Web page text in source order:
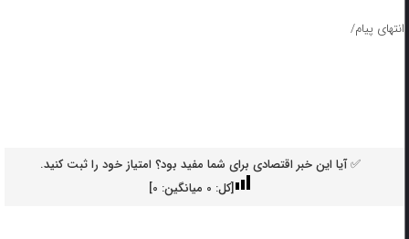
انتهای پیام/
✅ آیا این خبر اقتصادی برای شما مفید بود؟ امتیاز خود را ثبت کنید.
[کل: 0میانگین: 0
]